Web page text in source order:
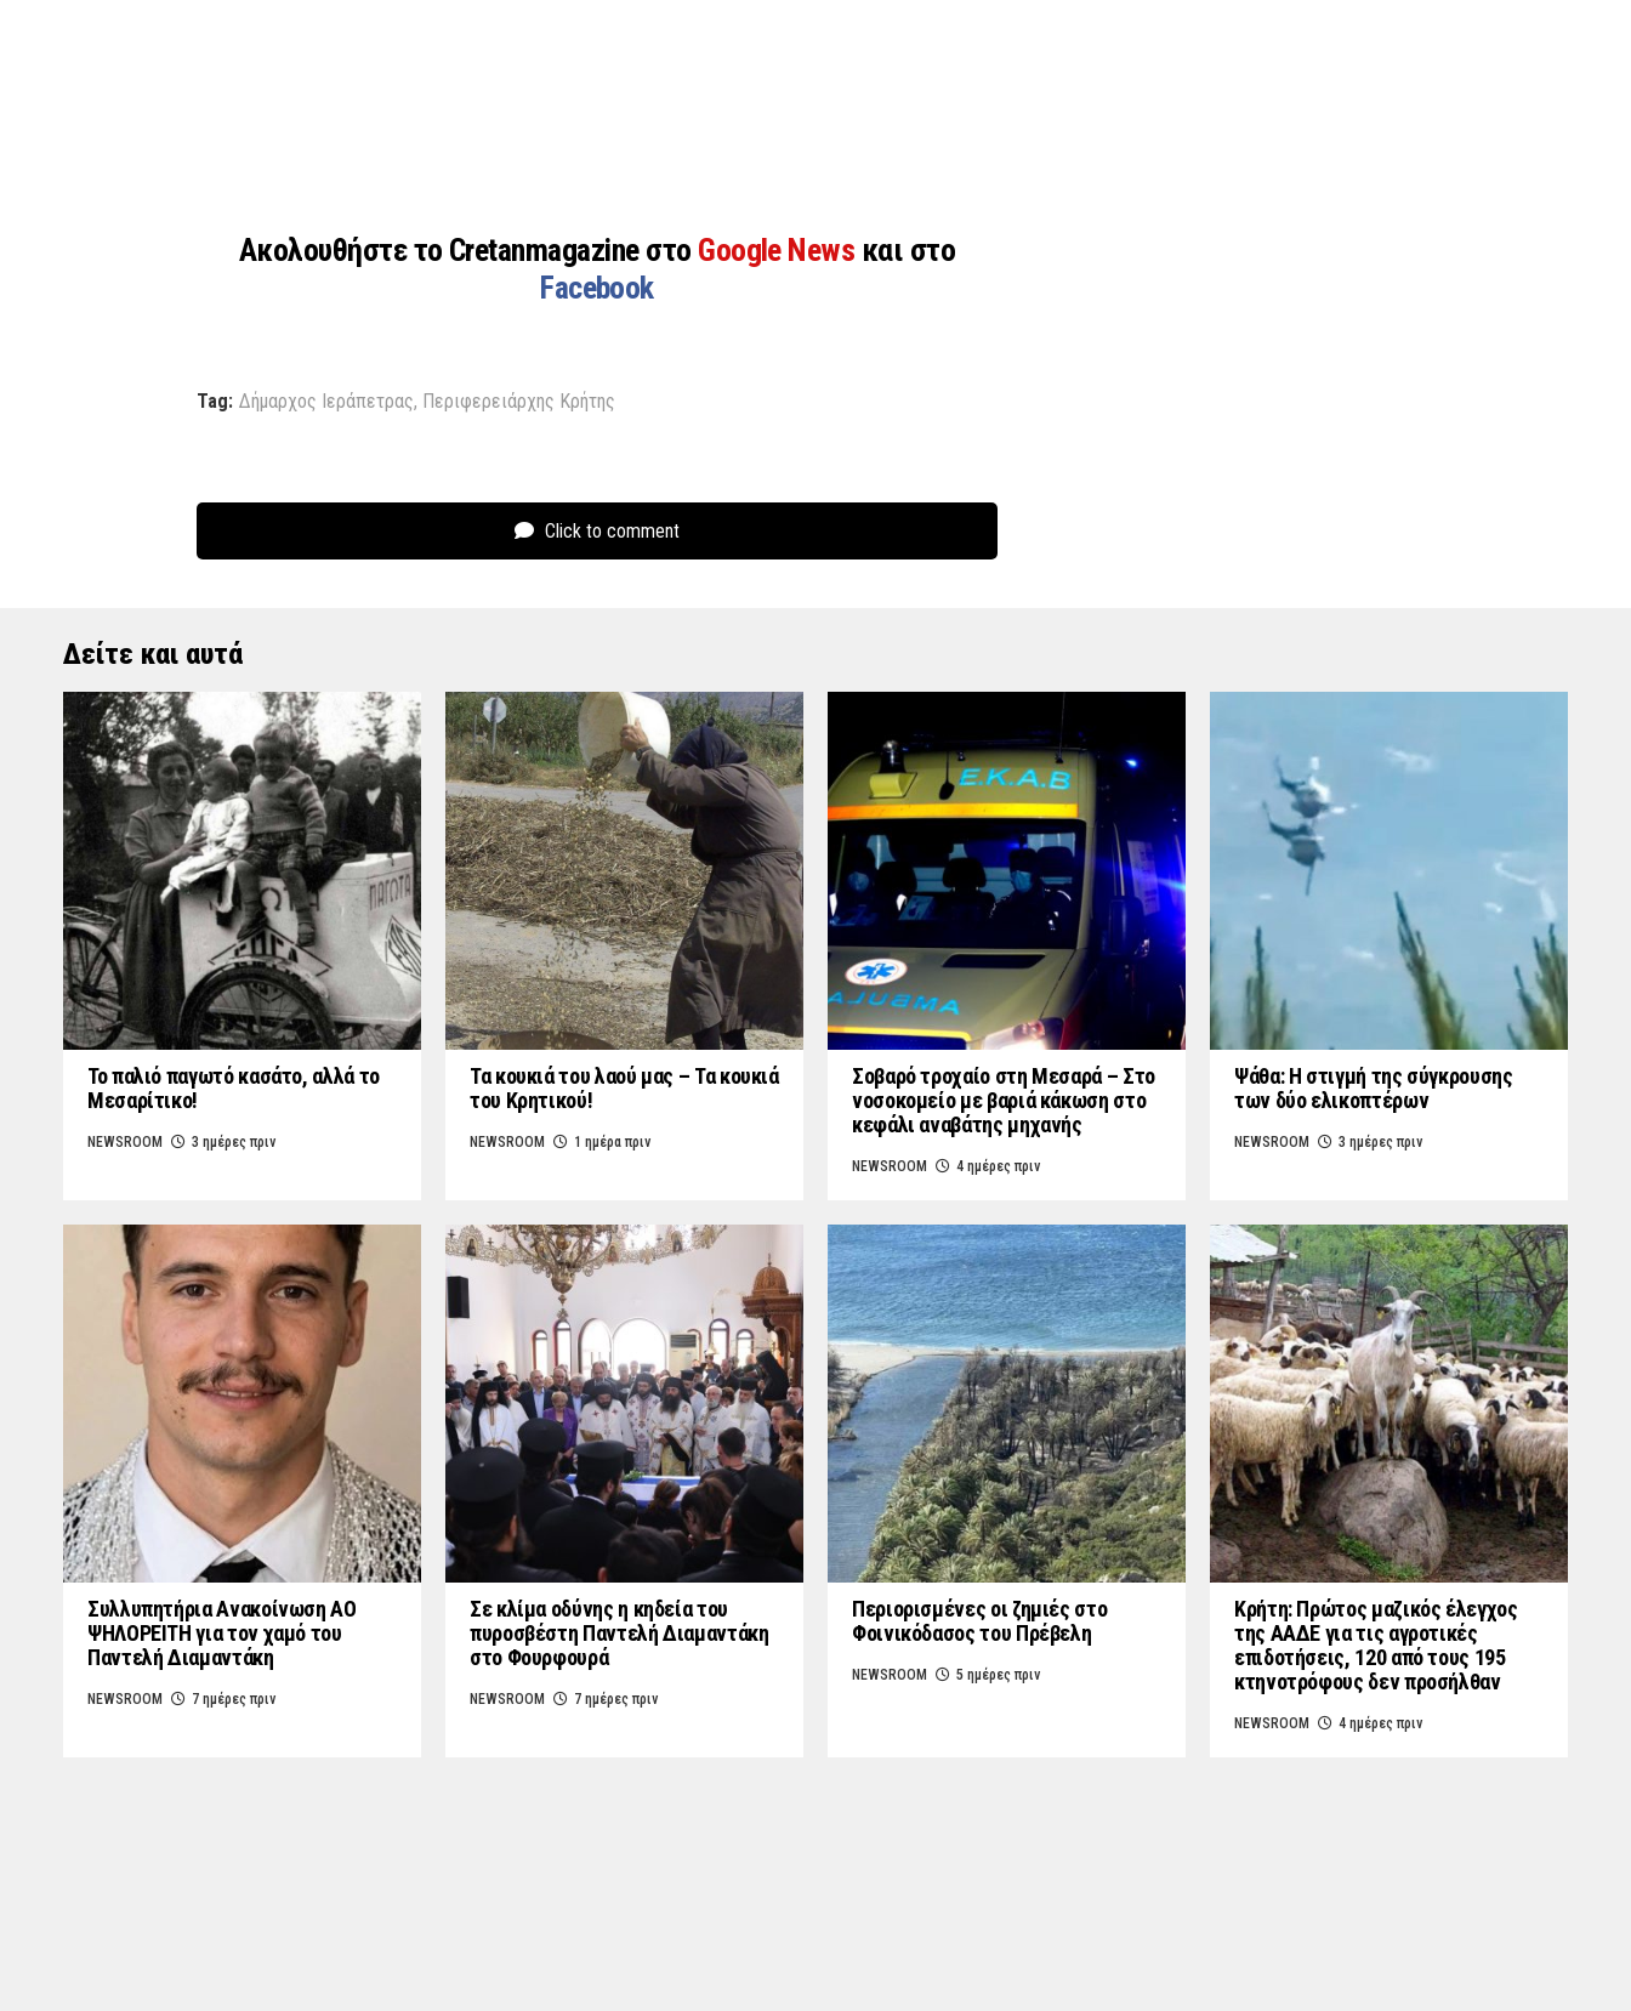
Ακολουθήστε το Cretanmagazine στο Google News και στο
Facebook
Tag: Δήμαρχος Ιεράπετρας, Περιφερειάρχης Κρήτης
Click to comment
Δείτε και αυτά
Το παλιό παγωτό κασάτο, αλλά το
Μεσαρίτικο!
NEWSROOM 3 ημέρες πριν
Τα κουκιά του λαού μας – Τα κουκιά
του Κρητικού!
NEWSROOM 1 ημέρα πριν
Σοβαρό τροχαίο στη Μεσαρά – Στο
νοσοκομείο με βαριά κάκωση στο
κεφάλι αναβάτης μηχανής
NEWSROOM 4 ημέρες πριν
Ψάθα: Η στιγμή της σύγκρουσης
των δύο ελικοπτέρων
NEWSROOM 3 ημέρες πριν
Συλλυπητήρια Ανακοίνωση ΑΟ
ΨΗΛΟΡΕΙΤΗ για τον χαμό του
Παντελή Διαμαντάκη
NEWSROOM 7 ημέρες πριν
Σε κλίμα οδύνης η κηδεία του
πυροσβέστη Παντελή Διαμαντάκη
στο Φουρφουρά
NEWSROOM 7 ημέρες πριν
Περιορισμένες οι ζημιές στο
Φοινικόδασος του Πρέβελη
NEWSROOM 5 ημέρες πριν
Κρήτη: Πρώτος μαζικός έλεγχος
της ΑΑΔΕ για τις αγροτικές
επιδοτήσεις, 120 από τους 195
κτηνοτρόφους δεν προσήλθαν
NEWSROOM 4 ημέρες πριν